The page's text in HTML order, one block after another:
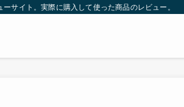
サイト。実際に購入して使った商品のレビュー。